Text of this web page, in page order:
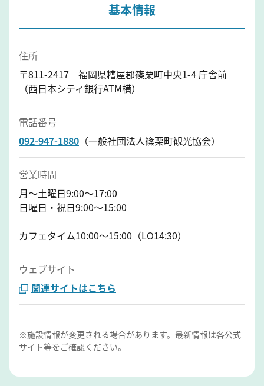
基本情報
住所
〒811-2417 福岡県糟屋郡篠栗町中央1-4 庁舎前
（西日本シティ銀行ATM横）
電話番号
092-947-1880 （一般社団法人篠栗町観光協会）
営業時間
月～土曜日9:00～17:00
日曜日・祝日9:00～15:00
カフェタイム10:00～15:00（LO14:30）
ウェブサイト
関連サイトはこちら
※施設情報が変更される場合があります。最新情報は各公式
サイト等をご確認ください。